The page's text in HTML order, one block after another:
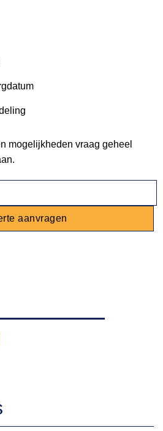
mogelijkheden vraag geheel
aanvragen